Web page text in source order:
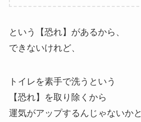
という【恐れ】があるから、
できないけれど、
トイレを素手で洗うという
【恐れ】を取り除くから
運気がアップするんじゃないかと